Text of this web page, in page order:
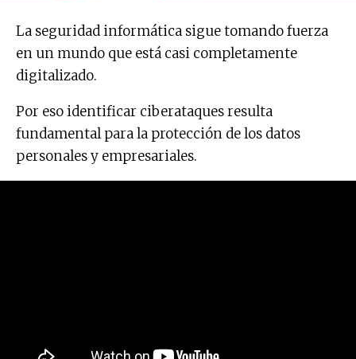
La seguridad informática sigue tomando fuerza
en un mundo que está casi completamente
digitalizado.
Por eso identificar ciberataques resulta
fundamental para la protección de los datos
personales y empresariales.